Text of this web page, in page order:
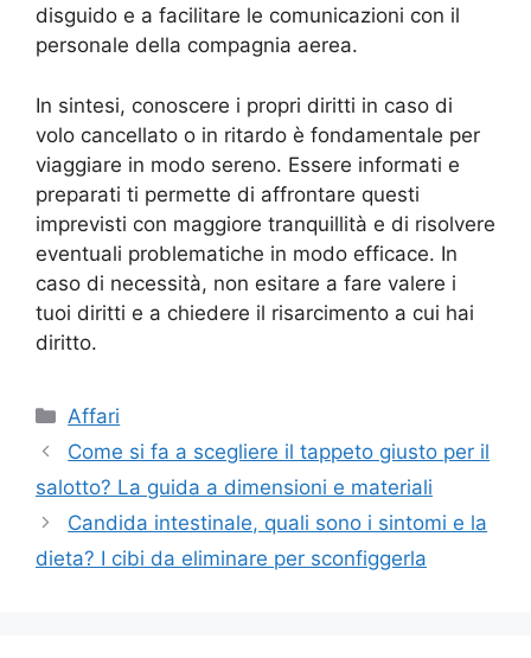
disguido e a facilitare le comunicazioni con il
personale della compagnia aerea.
In sintesi, conoscere i propri diritti in caso di
volo cancellato o in ritardo è fondamentale per
viaggiare in modo sereno. Essere informati e
preparati ti permette di affrontare questi
imprevisti con maggiore tranquillità e di risolvere
eventuali problematiche in modo efficace. In
caso di necessità, non esitare a fare valere i
tuoi diritti e a chiedere il risarcimento a cui hai
diritto.
Categorie
Affari
Come si fa a scegliere il tappeto giusto per il
salotto? La guida a dimensioni e materiali
Candida intestinale, quali sono i sintomi e la
dieta? I cibi da eliminare per sconfiggerla